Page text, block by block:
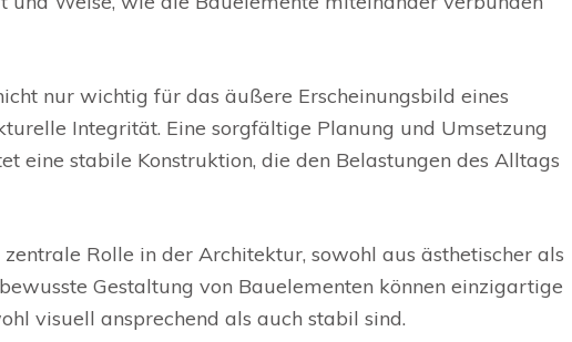
nur wichtig für das äußere Erscheinungsbild eines
Integrität. Eine sorgfältige Planung und Umsetzung
eine stabile Konstruktion, die den Belastungen des Alltags
Rolle in der Architektur, sowohl aus ästhetischer als
Gestaltung von Bauelementen können einzigartige
visuell ansprechend als auch stabil sind.